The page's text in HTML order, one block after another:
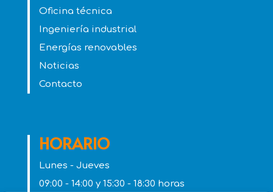
Oficina técnica
Ingeniería industrial
Energías renovables
Noticias
Contacto
HORARIO
Lunes - Jueves
09:00 - 14:00 y 15:30 - 18:30 horas